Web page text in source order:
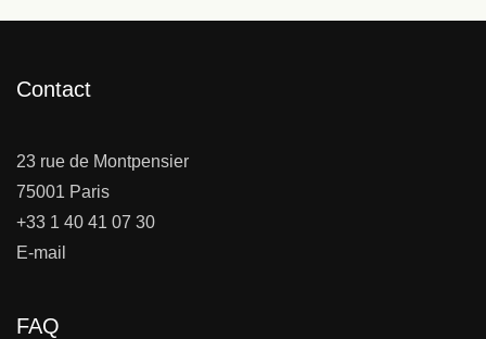
Contact
23 rue de Montpensier
75001 Paris
+33 1 40 41 07 30
E-mail
FAQ